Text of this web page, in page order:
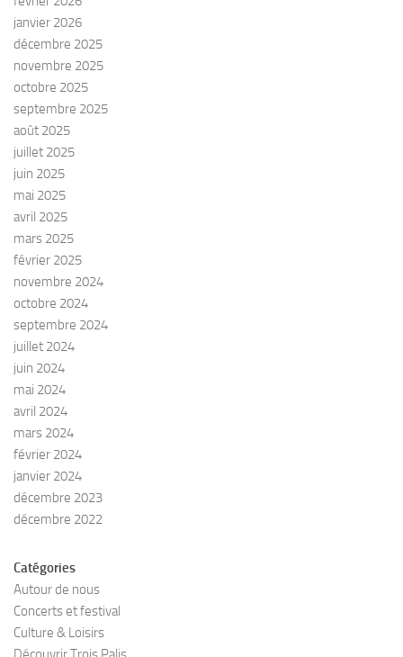
janvier 2026
décembre 2025
novembre 2025
octobre 2025
septembre 2025
août 2025
juillet 2025
juin 2025
mai 2025
avril 2025
mars 2025
février 2025
novembre 2024
octobre 2024
septembre 2024
juillet 2024
juin 2024
mai 2024
avril 2024
mars 2024
février 2024
janvier 2024
décembre 2023
décembre 2022
Catégories
Autour de nous
Concerts et festival
Culture & Loisirs